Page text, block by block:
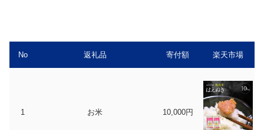
No 返礼品 寄付額 楽天市場
1 お米 10,000円